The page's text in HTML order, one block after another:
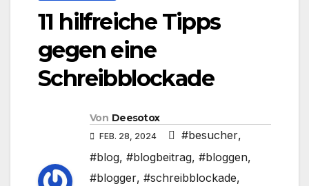
11 hilfreiche Tipps
gegen eine
Schreibblockade
Von Deesotox
FEB. 28, 2024 #besucher,
#blog, #blogbeitrag, #bloggen,
#blogger, #schreibblockade,